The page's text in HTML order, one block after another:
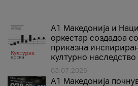
А1 Македонија и
оркестар создадоа
приказна
културно наследство
03.07.2026
A1 Македонија